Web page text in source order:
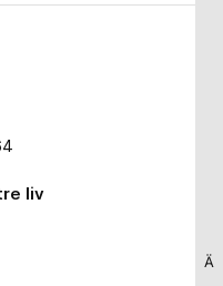
Ä
liv